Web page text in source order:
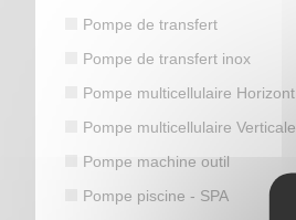
Pompe de transfert
Pompe de transfert inox
Pompe multicellulaire Horizont.
Pompe multicellulaire Verticale
Pompe machine outil
Pompe piscine - SPA